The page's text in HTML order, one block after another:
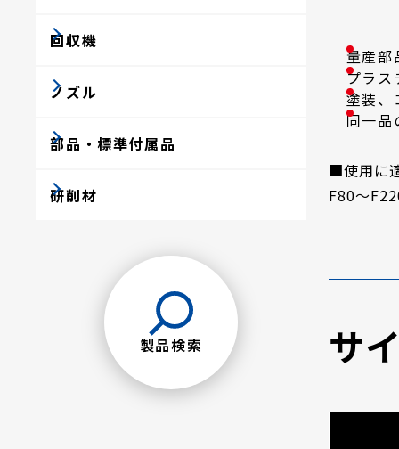
量産部
プラス
塗装、
同一品
■使用に
F80～
サ
回収機
ノズル
部品・標準付属品
研削材
製品検索